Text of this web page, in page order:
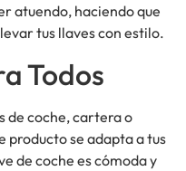
atuendo, haciendo que
tus llaves con estilo.
Todos
de coche, cartera o
producto se adapta a tus
de coche es cómoda y